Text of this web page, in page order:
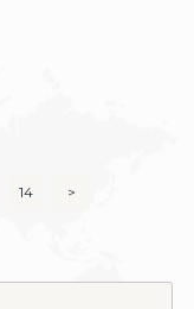
PAGE
14 >